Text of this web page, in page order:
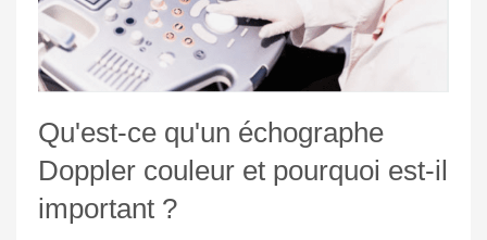
Qu'est-ce qu'un échographe
Doppler couleur et pourquoi est-il
important ?